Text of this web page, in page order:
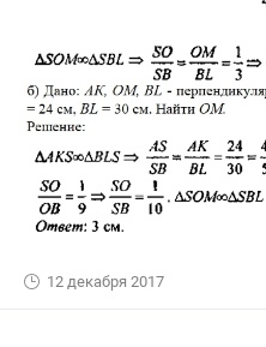
12 декабря 2017